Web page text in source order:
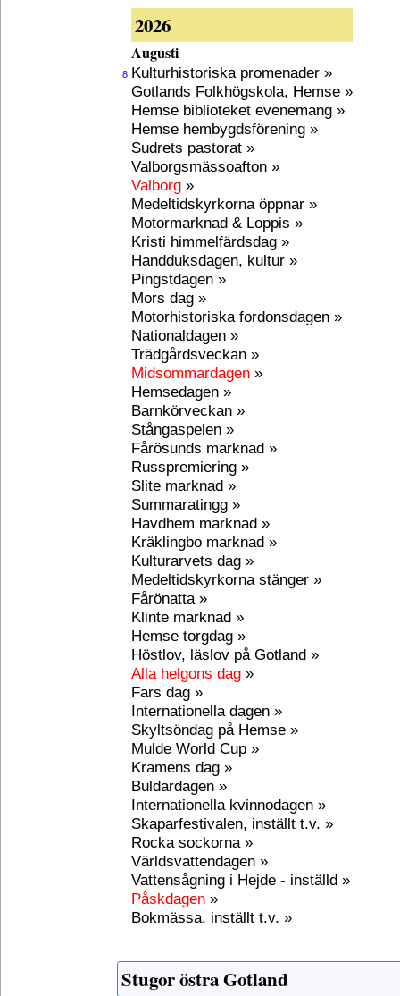
2026
Augusti
8 Kulturhistoriska promenader »
Gotlands Folkhögskola, Hemse »
Hemse biblioteket evenemang »
Hemse hembygdsförening »
Sudrets pastorat »
Valborgsmässoafton »
Valborg »
Medeltidskyrkorna öppnar »
Motormarknad & Loppis »
Kristi himmelfärdsdag »
Handduksdagen, kultur »
Pingstdagen »
Mors dag »
Motorhistoriska fordonsdagen »
Nationaldagen »
Trädgårdsveckan »
Midsommardagen »
Hemsedagen »
Barnkörveckan »
Stångaspelen »
Fårösunds marknad »
Russpremiering »
Slite marknad »
Summaratingg »
Havdhem marknad »
Kräklingbo marknad »
Kulturarvets dag »
Medeltidskyrkorna stänger »
Fårönatta »
Klinte marknad »
Hemse torgdag »
Höstlov, läslov på Gotland »
Alla helgons dag »
Fars dag »
Internationella dagen »
Skyltsöndag på Hemse »
Mulde World Cup »
Kramens dag »
Buldardagen »
Internationella kvinnodagen »
Skaparfestivalen, inställt t.v. »
Rocka sockorna »
Världsvattendagen »
Vattensågning i Hejde - inställd »
Påskdagen »
Bokmässa, inställt t.v. »
Stugor östra Gotland